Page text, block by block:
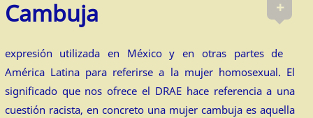
+
Cambuja
expresión utilizada en México y en otras partes de
América Latina para referirse a la mujer homosexual. El
significado que nos ofrece el DRAE hace referencia a una
cuestión racista, en concreto una mujer cambuja es aquella